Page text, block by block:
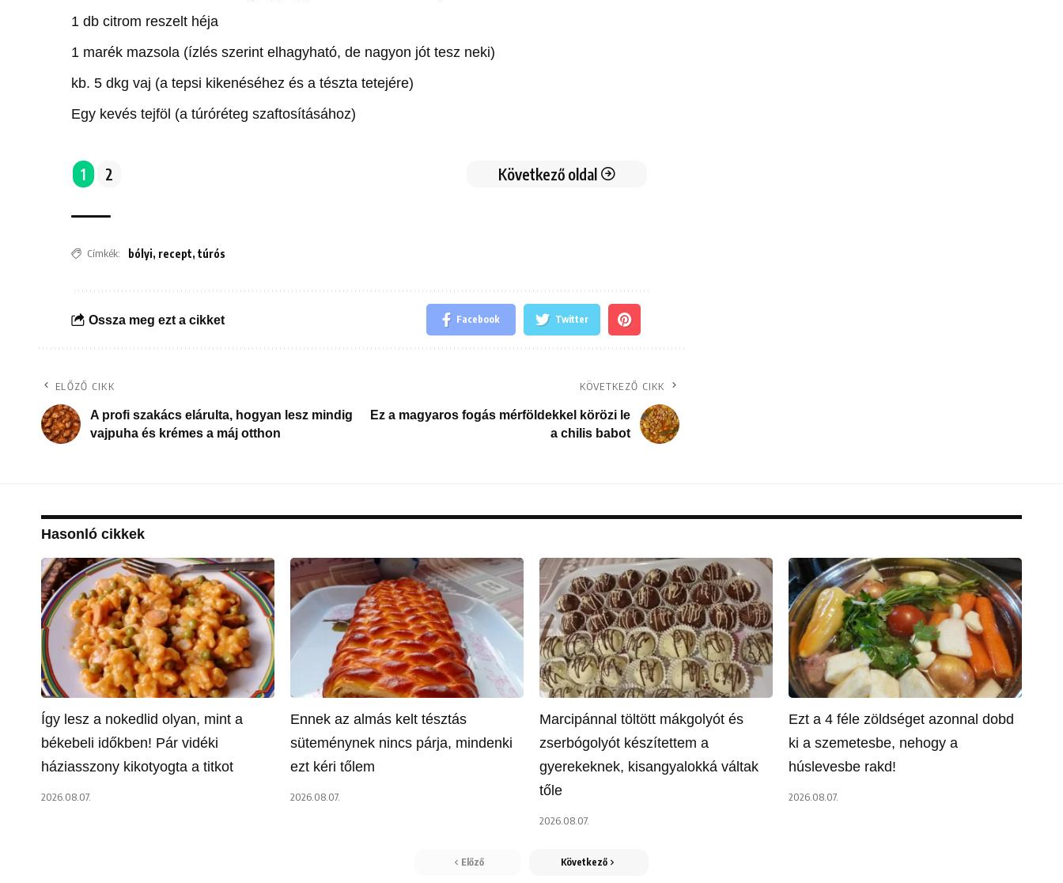
1 db citrom reszelt héja
1 marék mazsola (ízlés szerint elhagyható, de nagyon jót tesz neki)
kb. 5 dkg vaj (a tepsi kikenéséhez és a tészta tetejére)
Egy kevés tejföl (a túróréteg szaftosításához)
1 2 Következő oldal
Címkék: bólyi, recept,túrós
Ossza meg ezt a cikket Facebook Twitter
ELŐZŐ CIKK
A profi szakács elárulta, hogyan lesz mindig
vajpuha és krémes a máj otthon
KÖVETKEZŐ CIKK
Ez a magyaros fogás mérföldekkel körözi le
a chilis babot
Hasonló cikkek
Így lesz a nokedlid olyan, mint a
békebeli időkben! Pár vidéki
háziasszony kikotyogta a titkot
2026.08.07.
Ennek az almás kelt tésztás
süteménynek nincs párja, mindenki
ezt kéri tőlem
2026.08.07.
Marcipánnal töltött mákgolyót és
zserbógolyót készítettem a
gyerekeknek, kisangyalokká váltak
tőle
2026.08.07.
Ezt a 4 féle zöldséget azonnal dobd
ki a szemetesbe, nehogy a
húslevesbe rakd!
2026.08.07.
Előző Következő